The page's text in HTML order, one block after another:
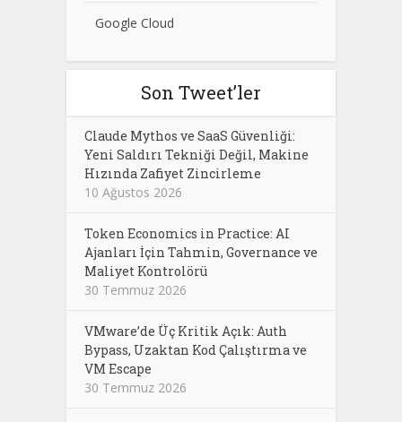
Google Cloud
Son Tweet’ler
Claude Mythos ve SaaS Güvenliği:
Yeni Saldırı Tekniği Değil, Makine
Hızında Zafiyet Zincirleme
10 Ağustos 2026
Token Economics in Practice: AI
Ajanları İçin Tahmin, Governance ve
Maliyet Kontrolörü
30 Temmuz 2026
VMware’de Üç Kritik Açık: Auth
Bypass, Uzaktan Kod Çalıştırma ve
VM Escape
30 Temmuz 2026